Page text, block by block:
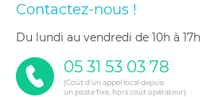
Contactez-nous !
du lundi au vendredi de 10h à 17h
05 31 53 03 78
(Coût d'un appel local depuis
un poste fixe, hors coût opérateur)